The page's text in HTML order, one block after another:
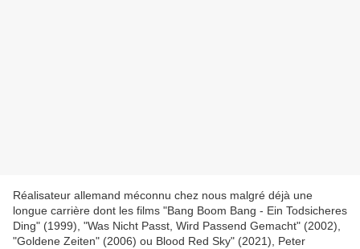
Réalisateur allemand méconnu chez nous malgré déjà une
longue carrière dont les films "Bang Boom Bang - Ein Todsicheres
Ding" (1999), "Was Nicht Passt, Wird Passend Gemacht" (2002),
"Goldene Zeiten" (2006) ou Blood Red Sky" (2021), Peter